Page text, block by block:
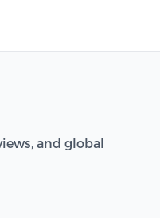
and global